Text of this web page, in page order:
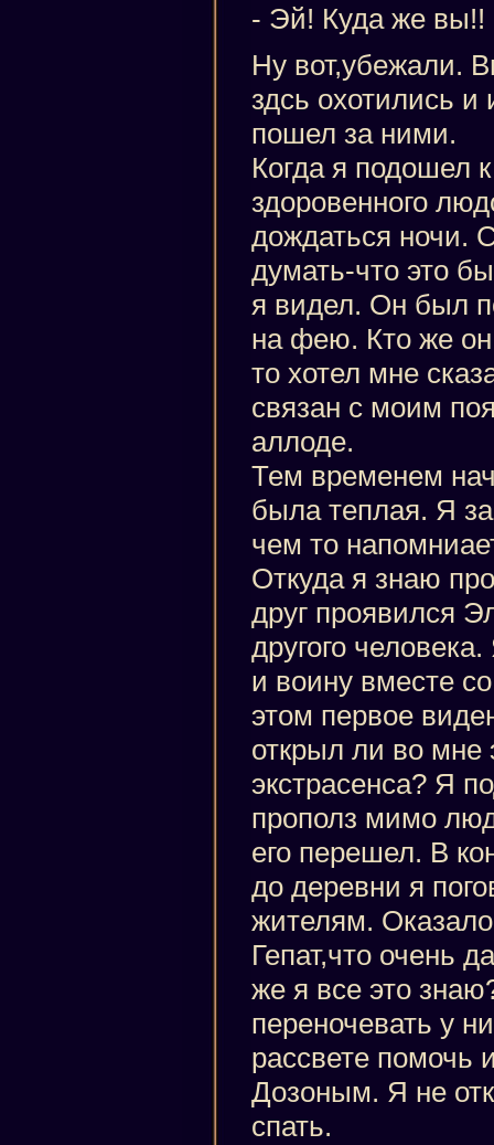
- Эй! Куда же вы!!
Ну вот,убежали.
здсь охотились и
пошел за ними.
Когда я подошел
здоровенного
дождаться ночи.
думать-что это
я видел. Он был
на фею. Кто же
то хотел мне
связан с моим
аллоде.
Тем временем
была теплая. Я
чем то
Откуда я знаю
друг проявился
другого
и воину вместе
этом первое
открыл ли во мне
экстрасенса? Я
прополз мимо
его перешел. В
до деревни я
жителям.
Гепат,что очень
же я все это
переночевать у
рассвете помочь
Дозоным. Я не
спать.